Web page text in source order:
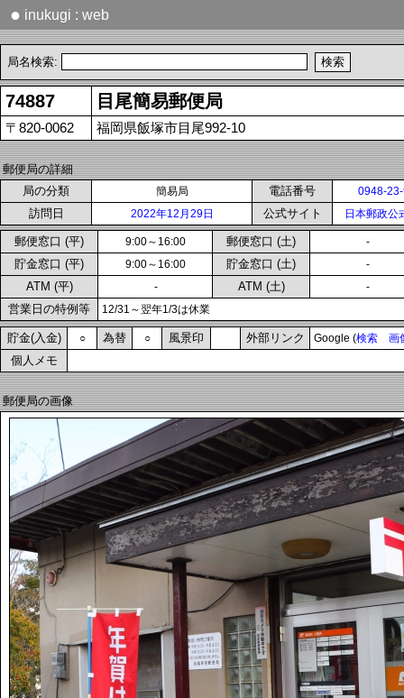
● inukugi : web
局名検索:
74887 目尾簡易郵便局
〒820-0062 福岡県飯塚市目尾992-10
郵便局の詳細
局の分類
簡易局 電話番号 0948-
訪問日 2022年12月29日 公式サイト 日本郵政公
郵便窓口 (平) 9:00～16:00 郵便窓口 (土) -
貯金窓口 (平) 9:00～16:00 貯金窓口 (土) -
ATM (平) - ATM (土) -
営業日の特例等 12/31～翌年1/3は休業
貯金(入金) ○ 為替 ○ 風景印 外部リンク Google (検索 画
個人メモ
郵便局の画像